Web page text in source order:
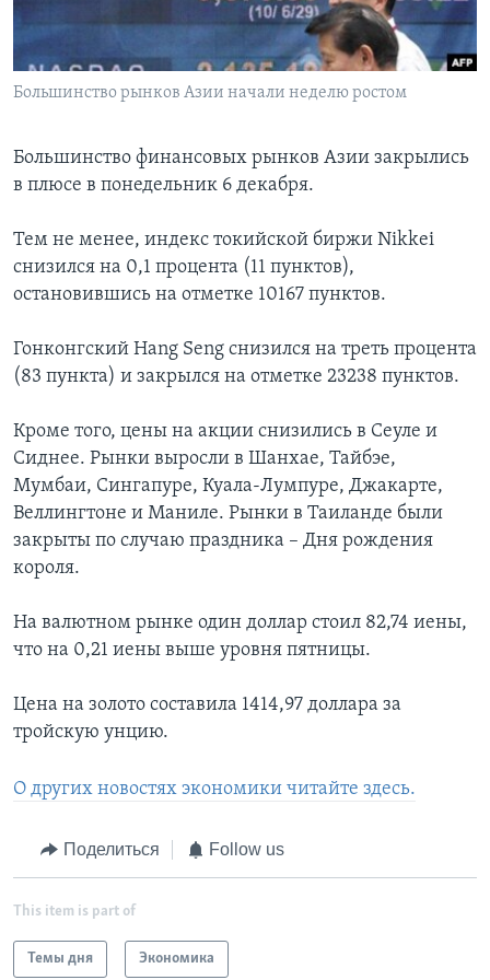
Learning English
СОЦИАЛЬНЫЕ СЕТИ
Большинство рынков Азии начали неделю ростом
Большинство финансовых рынков Азии закрылись
в плюсе в понедельник 6 декабря.
Тем не менее, индекс токийской биржи Nikkei
снизился на 0,1 процента (11 пунктов),
остановившись на отметке 10167 пунктов.
Гонконгский Hang Seng снизился на треть процента
(83 пункта) и закрылся на отметке 23238 пунктов.
Кроме того, цены на акции снизились в Сеуле и
Сиднее. Рынки выросли в Шанхае, Тайбэе,
Мумбаи, Сингапуре, Куала-Лумпуре, Джакарте,
Веллингтоне и Маниле. Рынки в Таиланде были
закрыты по случаю праздника – Дня рождения
короля.
На валютном рынке один доллар стоил 82,74 иены,
что на 0,21 иены выше уровня пятницы.
Цена на золото составила 1414,97 доллара за
тройскую унцию.
О других новостях экономики читайте здесь.
Поделиться Follow us
This item is part of
Темы дня Экономика